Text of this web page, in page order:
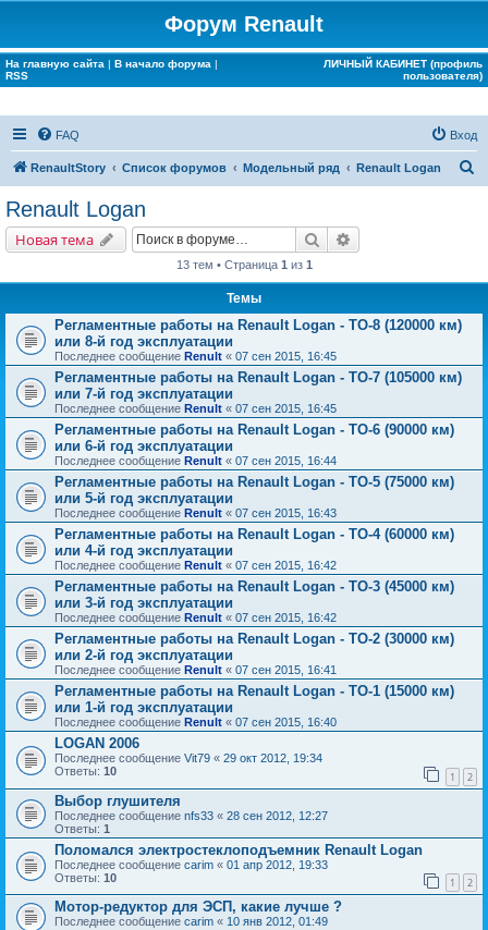
Форум Renault
На главную сайта | В начало форума |
RSS
ЛИЧНЫЙ КАБИНЕТ (профиль
пользователя)
FAQ Вход
RenaultStory Список форумов Модельный ряд Renault Logan
Renault Logan
Новая тема Поиск
13 тем • Страница 1 из 1
Темы
Регламентные работы на Renault Logan - ТО-8 (120000 км)
или 8-й год эксплуатации
Последнее сообщение Renult « 07 сен 2015, 16:45
Регламентные работы на Renault Logan - ТО-7 (105000 км)
или 7-й год эксплуатации
Последнее сообщение Renult « 07 сен 2015, 16:45
Регламентные работы на Renault Logan - ТО-6 (90000 км)
или 6-й год эксплуатации
Последнее сообщение Renult « 07 сен 2015, 16:44
Регламентные работы на Renault Logan - ТО-5 (75000 км)
или 5-й год эксплуатации
Последнее сообщение Renult « 07 сен 2015, 16:43
Регламентные работы на Renault Logan - ТО-4 (60000 км)
или 4-й год эксплуатации
Последнее сообщение Renult « 07 сен 2015, 16:42
Регламентные работы на Renault Logan - ТО-3 (45000 км)
или 3-й год эксплуатации
Последнее сообщение Renult « 07 сен 2015, 16:42
Регламентные работы на Renault Logan - ТО-2 (30000 км)
или 2-й год эксплуатации
Последнее сообщение Renult « 07 сен 2015, 16:41
Регламентные работы на Renault Logan - ТО-1 (15000 км)
или 1-й год эксплуатации
Последнее сообщение Renult « 07 сен 2015, 16:40
LOGAN 2006
Последнее сообщение Vit79 « 29 окт 2012, 19:34
Ответы: 10 1 2
Выбор глушителя
Последнее сообщение nfs33 « 28 сен 2012, 12:27
Ответы: 1
Поломался электростеклоподъемник Renault Logan
Последнее сообщение carim « 01 апр 2012, 19:33
Ответы: 10 1 2
Мотор-редуктор для ЭСП, какие лучше ?
Последнее сообщение carim « 10 янв 2012, 01:49